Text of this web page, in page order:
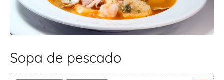
Sopa de pescado